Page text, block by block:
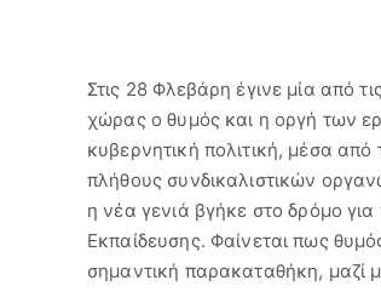
Στις 28 Φλεβάρη έγινε μία από
χώρας ο θυμός και η οργή των
κυβερνητική πολιτική, μέσα
πλήθους συνδικαλιστικών
η νέα γενιά βγήκε στο δρόμο
Εκπαίδευσης. Φαίνεται πως
σημαντική παρακαταθήκη, μαζί